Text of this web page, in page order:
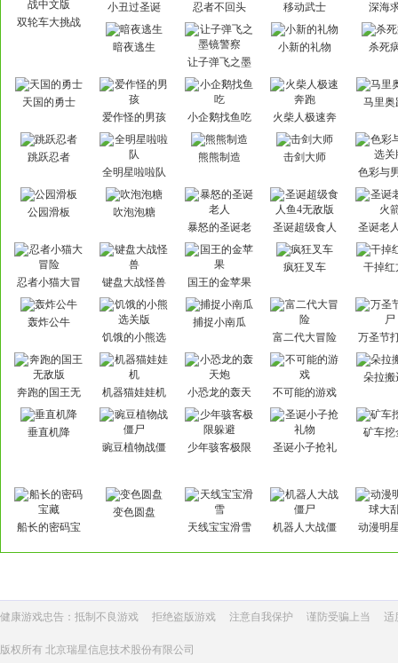
双轮车大挑战
小丑过圣诞 忍者不回头 移动武士 深海
暗夜逃生
让子弹飞之墨
小新的礼物 杀死
天国的勇士
爱作怪的男孩
小企鹅找鱼吃
火柴人极速奔
马里奥
跳跃忍者
全明星啦啦队
熊熊制造
击剑大师
色彩与
公园滑板
吹泡泡糖
暴怒的圣诞老
圣诞超级食人
圣诞老
忍者小猫大冒
键盘大战怪兽 国王的金苹果
疯狂叉车 干掉红
轰炸公牛
饥饿的小熊选
捕捉小南瓜
富二代大冒险
万圣节
奔跑的国王无
机器猫娃娃机
小恐龙的轰天
不可能的游戏
朵拉搬
垂直机降
豌豆植物战僵
少年骇客极限
圣诞小子抢礼
矿车挖
船长的密码宝
变色圆盘
天线宝宝滑雪
机器人大战僵
动漫明
健康游戏忠告：抵制不良游戏 拒绝盗版游戏 注意自我保护 谨防受骗上当 适
版权所有 北京瑞星信息技术股份有限公司